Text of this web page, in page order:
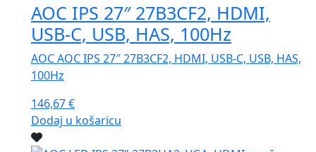
AOC IPS 27″ 27B3CF2, HDMI,
USB-C, USB, HAS, 100Hz
AOC AOC IPS 27″ 27B3CF2, HDMI, USB-C, USB, HAS,
100Hz
146,67€
Dodaj u košaricu